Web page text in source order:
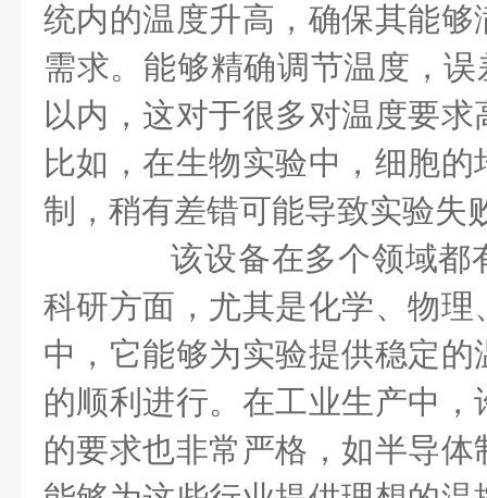
统内的温度升高，确保其能
需求。能够精确调节温度，
以内，这对于很多对温度要
比如，在生物实验中，细胞
制，稍有差错可能导致实验失
该设备在多个领域都
科研方面，尤其是化学、物
中，它能够为实验提供稳定
的顺利进行。在工业生产中
的要求也非常严格，如半导